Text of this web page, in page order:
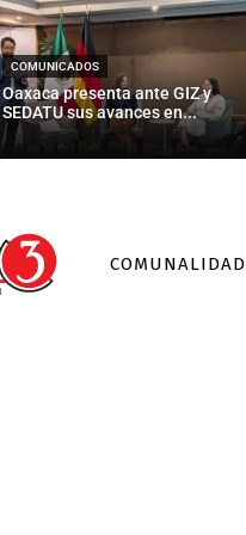
COMUNICADOS
Oaxaca presenta ante GIZ y
SEDATU sus avances en...
COMUNALIDAD